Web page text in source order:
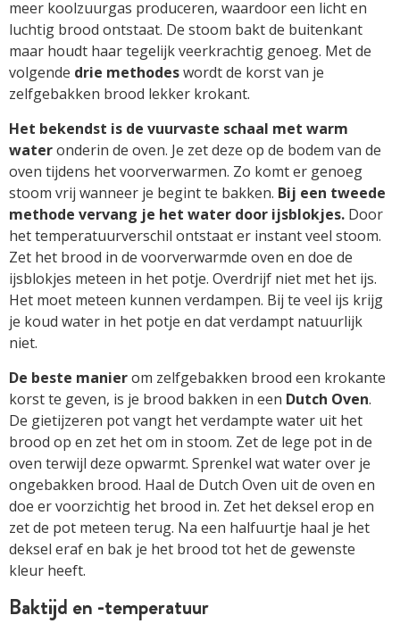
meer koolzuurgas produceren, waardoor een licht en
luchtig brood ontstaat. De stoom bakt de buitenkant
maar houdt haar tegelijk veerkrachtig genoeg. Met de
volgende drie methodeswordt de korst van je
zelfgebakken brood lekker krokant.
Het bekendst is de vuurvaste schaal met warm
wateronderin de oven. Je zet deze op de bodem van de
oven tijdens het voorverwarmen. Zo komt er genoeg
stoom vrij wanneer je begint te bakken. Bij een tweede
methode vervang je het water door ijsblokjes. Door
het temperatuurverschil ontstaat er instant veel stoom.
Zet het brood in de voorverwarmde oven en doe de
ijsblokjes meteen in het potje. Overdrijf niet met het ijs.
Het moet meteen kunnen verdampen. Bij te veel ijs krijg
je koud water in het potje en dat verdampt natuurlijk
niet.
De beste manierom zelfgebakken brood een krokante
korst te geven, is je brood bakken in een Dutch Oven.
De gietijzeren pot vangt het verdampte water uit het
brood op en zet het om in stoom. Zet de lege pot in de
oven terwijl deze opwarmt. Sprenkel wat water over je
ongebakken brood. Haal de Dutch Oven uit de oven en
doe er voorzichtig het brood in. Zet het deksel erop en
zet de pot meteen terug. Na een halfuurtje haal je het
deksel eraf en bak je het brood tot het de gewenste
kleur heeft.
Baktijd en -temperatuur